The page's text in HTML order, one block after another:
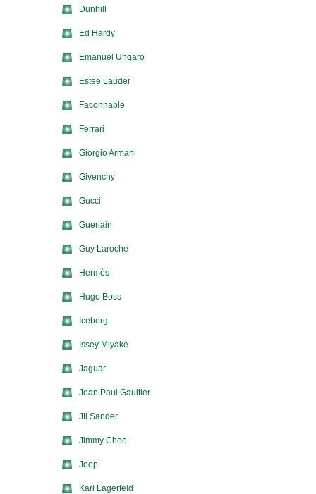
Dunhill
Ed Hardy
Emanuel Ungaro
Estee Lauder
Faconnable
Ferrari
Giorgio Armani
Givenchy
Gucci
Guerlain
Guy Laroche
Hermès
Hugo Boss
Iceberg
Issey Miyake
Jaguar
Jean Paul Gaultier
Jil Sander
Jimmy Choo
Joop
Karl Lagerfeld